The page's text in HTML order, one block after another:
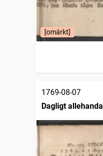
[omärkt]
1769-08-07
Dagligt allehanda